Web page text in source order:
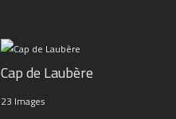
Cap de Laubère
23 Images